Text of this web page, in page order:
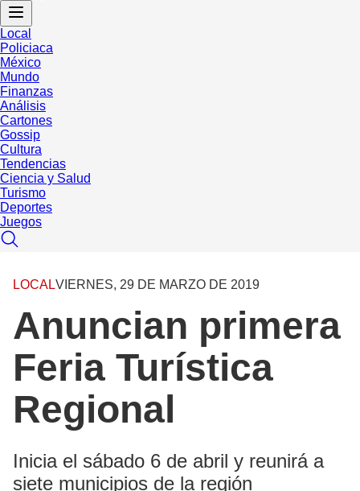
Local
Policiaca
México
Mundo
Finanzas
Análisis
Cartones
Gossip
Cultura
Tendencias
Ciencia y Salud
Turismo
Deportes
Juegos
LOCALVIERNES, 29 DE MARZO DE 2019
Anuncian primera
Feria Turística
Regional
Inicia el sábado 6 de abril y reunirá a
siete municipios de la región